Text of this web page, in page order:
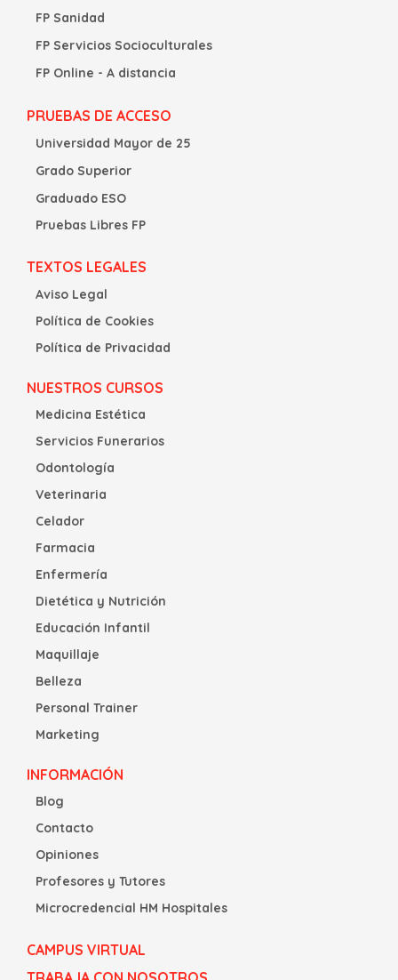
FP Sanidad
FP Servicios Socioculturales
FP Online - A distancia
PRUEBAS DE ACCESO
Universidad Mayor de 25
Grado Superior
Graduado ESO
Pruebas Libres FP
TEXTOS LEGALES
Aviso Legal
Política de Cookies
Política de Privacidad
NUESTROS CURSOS
Medicina Estética
Servicios Funerarios
Odontología
Veterinaria
Celador
Farmacia
Enfermería
Dietética y Nutrición
Educación Infantil
Maquillaje
Belleza
Personal Trainer
Marketing
INFORMACIÓN
Blog
Contacto
Opiniones
Profesores y Tutores
Microcredencial HM Hospitales
CAMPUS VIRTUAL